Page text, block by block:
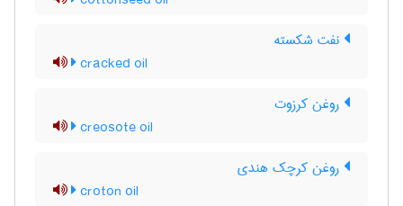
نفت شکسته
cracked oil
روغن کرزوت
creosote oil
روغن کرچک هندی
croton oil